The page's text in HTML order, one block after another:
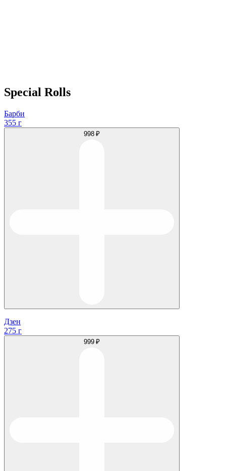
Special Rolls
Барби
355 г
998 ₽
Дзен
275 г
999 ₽